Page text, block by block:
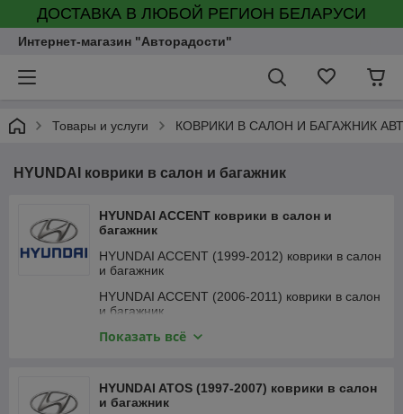
ДОСТАВКА В ЛЮБОЙ РЕГИОН БЕЛАРУСИ
Интернет-магазин "Авторадости"
Товары и услуги КОВРИКИ В САЛОН И БАГАЖНИК
HYUNDAI коврики в салон и багажник
HYUNDAI ACCENT коврики в салон и
багажник
HYUNDAI ACCENT (1999-2012) коврики в салон
и багажник
HYUNDAI ACCENT (2006-2011) коврики в салон
и багажник
HYUNDAI ACCENT (2010-2017) коврики в салон
багажник
Показать всё
HYUNDAI ATOS (1997-2007) коврики в салон
и багажник